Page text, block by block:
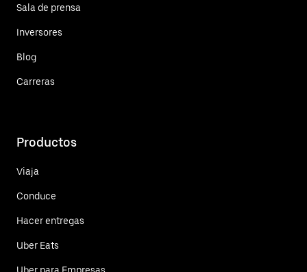
Sala de prensa
Inversores
Blog
Carreras
Productos
Viaja
Conduce
Hacer entregas
Uber Eats